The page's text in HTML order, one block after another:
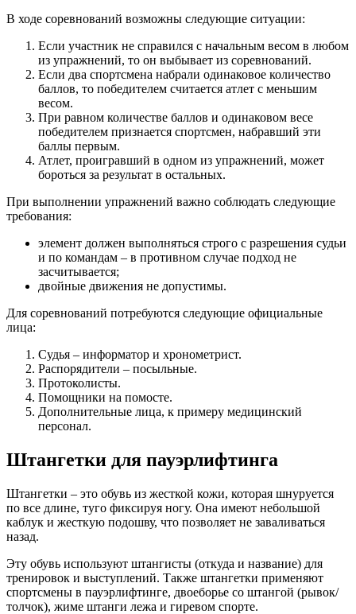
В ходе соревнований возможны следующие ситуации:
Если участник не справился с начальным весом в любом
из упражнений, то он выбывает из соревнований.
Если два спортсмена набрали одинаковое количество
баллов, то победителем считается атлет с меньшим
весом.
При равном количестве баллов и одинаковом весе
победителем признается спортсмен, набравший эти
баллы первым.
Атлет, проигравший в одном из упражнений, может
бороться за результат в остальных.
При выполнении упражнений важно соблюдать следующие
требования:
элемент должен выполняться строго с разрешения судьи
и по командам – в противном случае подход не
засчитывается;
двойные движения не допустимы.
Для соревнований потребуются следующие официальные
лица:
Судья – информатор и хронометрист.
Распорядители – посыльные.
Протоколисты.
Помощники на помосте.
Дополнительные лица, к примеру медицинский
персонал.
Штангетки для пауэрлифтинга
Штангетки – это обувь из жесткой кожи, которая шнуруется
по все длине, туго фиксируя ногу. Она имеют небольшой
каблук и жесткую подошву, что позволяет не заваливаться
назад.
Эту обувь используют штангисты (откуда и название) для
тренировок и выступлений. Также штангетки применяют
спортсмены в пауэрлифтинге, двоеборье со штангой (рывок/
толчок), жиме штанги лежа и гиревом спорте.